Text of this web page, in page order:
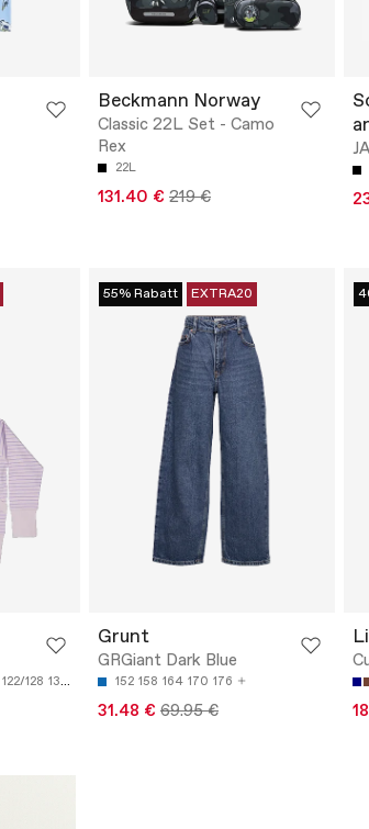
Beckmann Norway
Classic 22L Set - Camo
Rex
22L
131.40 € 219 €
122/128 134/140
55% Rabatt EXTRA20
Grunt
GRGiant Dark Blue
152 158 164 170 176
31.48 € 69.95 €